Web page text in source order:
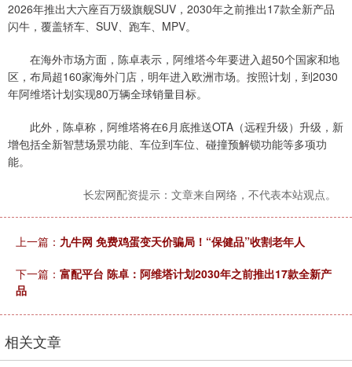
2026年推出大六座百万级旗舰SUV，2030年之前推出17款全新产品
闪牛，覆盖轿车、SUV、跑车、MPV。
在海外市场方面，陈卓表示，阿维塔今年要进入超50个国家和地
区，布局超160家海外门店，明年进入欧洲市场。按照计划，到2030
年阿维塔计划实现80万辆全球销量目标。
此外，陈卓称，阿维塔将在6月底推送OTA（远程升级）升级，新
增包括全新智慧场景功能、车位到车位、碰撞预解锁功能等多项功
能。
长宏网配资提示：文章来自网络，不代表本站观点。
上一篇： 九牛网 免费鸡蛋变天价骗局！“保健品”收割老年人
下一篇： 富配平台 陈卓：阿维塔计划2030年之前推出17款全新产
品
相关文章